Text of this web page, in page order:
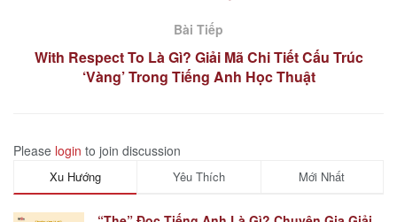
Bài Tiếp
With Respect To Là Gì? Giải Mã Chi Tiết Cấu Trúc
‘Vàng’ Trong Tiếng Anh Học Thuật
Please login to join discussion
Xu Hướng Yêu Thích Mới Nhất